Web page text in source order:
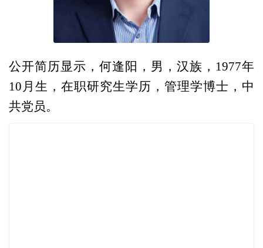
公开简历显示，何逢阳，男，汉族，1977年
10月生，在职研究生学历，管理学博士，中
共党员。